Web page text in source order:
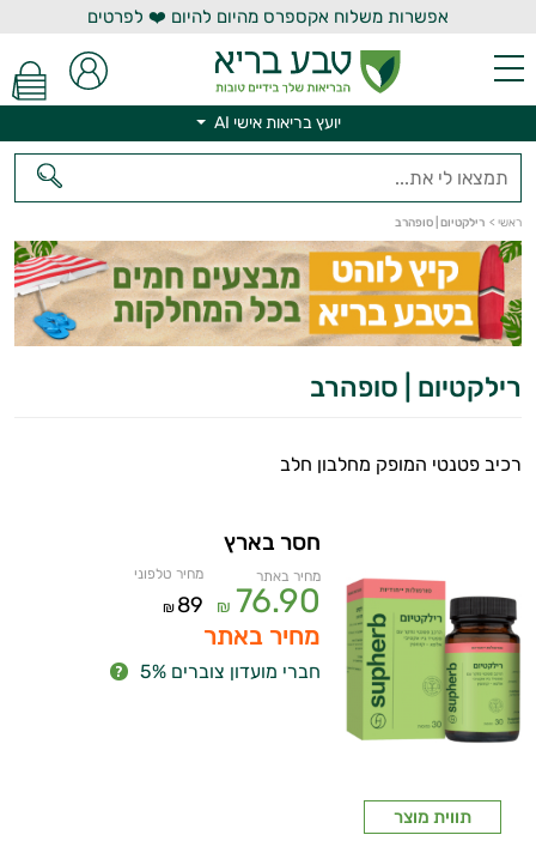
אפשרות משלוח אקספרס מהיום להיום ❤️ לפרטים
יועץ בריאות אישי AI
ראשי > רילקטיום | סופהרב
רילקטיום | סופהרב
רכיב פטנטי המופק מחלבון חלב
תווית מוצר
חסר בארץ
מחיר באתר
76.90
₪
מחיר טלפוני
89
₪
מחיר באתר
חברי מועדון צוברים 5%
יועץ בריאות אישי AI